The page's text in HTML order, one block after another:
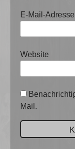
E-Mail-
Website
Mail.